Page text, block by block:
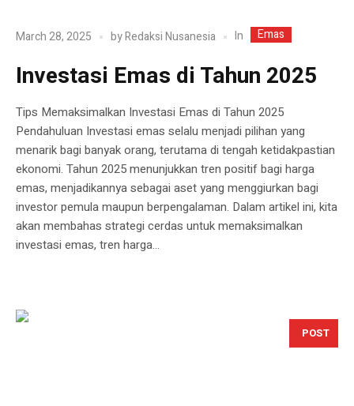
March 28, 2025 byRedaksi Nusanesia In Emas
Investasi Emas di Tahun 2025
Tips Memaksimalkan Investasi Emas di Tahun 2025
Pendahuluan Investasi emas selalu menjadi pilihan yang
menarik bagi banyak orang, terutama di tengah ketidakpastian
ekonomi. Tahun 2025 menunjukkan tren positif bagi harga
emas, menjadikannya sebagai aset yang menggiurkan bagi
investor pemula maupun berpengalaman. Dalam artikel ini, kita
akan membahas strategi cerdas untuk memaksimalkan
investasi emas, tren harga...
POST